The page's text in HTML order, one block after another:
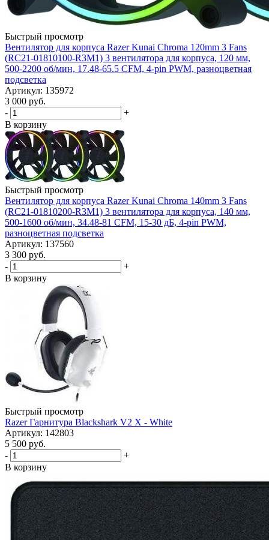
Быстрый просмотр
Вентилятор для корпуса Razer Kunai Chroma 120mm 3 Fans
(RC21-01810100-R3M1) 3 вeнтилятора для корпуса, 120 мм,
500-2200 об/мин, 17.48-65.5 CFM, 4-pin PWM, разноцветная
подсветка
Артикул: 135972
3 000 руб.
-
+
В корзину
Быстрый просмотр
Вентилятор для корпуса Razer Kunai Chroma 140mm 3 Fans
(RC21-01810200-R3M1) 3 вeнтилятора для корпуса, 140 мм,
500-1600 об/мин, 34.48-81 CFM, 15-30 дБ, 4-pin PWM,
разноцветная подсветка
Артикул: 137560
3 300 руб.
-
+
В корзину
Быстрый просмотр
Razer Гарнитура Blackshark V2 X - White
Артикул: 142803
5 500 руб.
-
+
В корзину